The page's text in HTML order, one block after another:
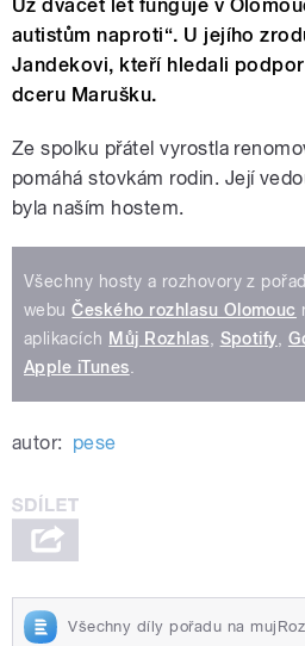
Už dvacet let funguje v
autistům naproti“. U jejího
Jandekovi, kteří hledali
dceru Marušku.
Ze spolku přátel vyrostla
pomáhá stovkám rodin. Její
byla naším hostem.
Všechny hosty a rozhovory z
webuČeského rozhlasu Olomouc
aplikacích Můj Rozhlas Spotify
Apple iTunes
autor: pese
Všechny díly pořadu na